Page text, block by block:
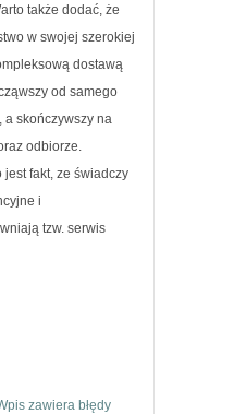
także dodać, że
w swojej szerokiej
dostawą
od samego
skończywszy na
odbiorze.
fakt, ze świadczy
i
tzw. serwis
zawiera błędy